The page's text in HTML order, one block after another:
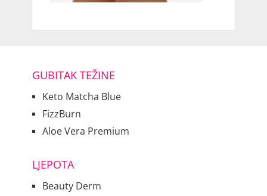
GUBITAK TEŽINE
Keto Matcha Blue
FizzBurn
Aloe Vera Premium
LJEPOTA
Beauty Derm